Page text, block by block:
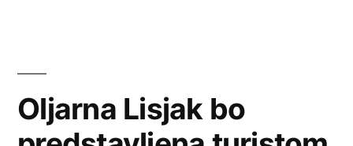
Oljarna Lisjak bo